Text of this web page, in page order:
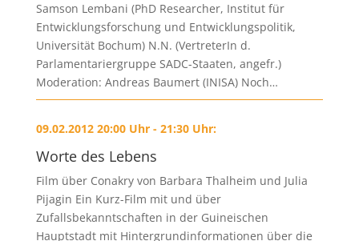
Samson Lembani (PhD Researcher, Institut für
Entwicklungsforschung und Entwicklungspolitik,
Universität Bochum) N.N. (VertreterIn d.
Parlamentariergruppe SADC-Staaten, angefr.)
Moderation: Andreas Baumert (INISA) Noch…
09.02.2012 20:00 Uhr - 21:30 Uhr:
Worte des Lebens
Film über Conakry von Barbara Thalheim und Julia
Pijagin Ein Kurz-Film mit und über
Zufallsbekanntschaften in der Guineischen
Hauptstadt mit Hintergrundinformationen über die